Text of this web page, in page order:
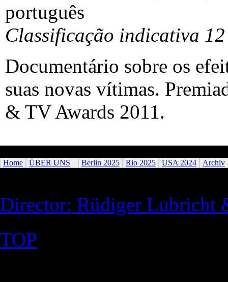
português
Classificação indicativa 12
Documentário sobre os
suas novas vítimas.
& TV Awards 2011.
Home ÜBER UNS Berlin 2025 Rio 2025 USA 2024 Archiv
Director: Rüdiger Lubricht
TOP